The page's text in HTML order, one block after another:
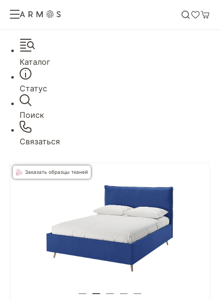
Каталог
Статус
Поиск
Связаться
Заказать образцы тканей